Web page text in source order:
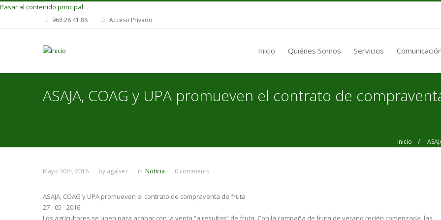
Pasar al contenido principal
968 28 41 88 Acceso Privado
Inicio Quiénes Somos Servicios
ASAJA, COAG y UPA promueven el contrato de
Inicio /
Mayo 30th, 2016 by agalvez in Noticia 0 comments
ASAJA, COAG y UPA promueven el contrato de compraventa de fruta
27 - 05 - 2016
Los agricultores se unen para acabar con la venta “a resultas” de fruta. Con la campaña de fruta de verano recién comenzada, las